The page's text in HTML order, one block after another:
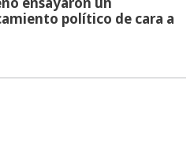
político de cara a